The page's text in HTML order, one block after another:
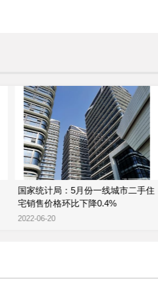
国家统计局：5月份一线城市二手住
宅销售价格环比下降0.4%
2022-06-20